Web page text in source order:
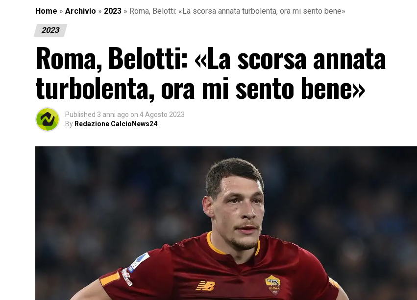
Home » Archivio » 2023 » Roma, Belotti: «La scorsa annata turbolenta, ora mi sento bene»
2023
Roma, Belotti: «La scorsa annata
turbolenta, ora mi sento bene»
Published 3 anni ago on 4 Agosto 2023
By Redazione CalcioNews24